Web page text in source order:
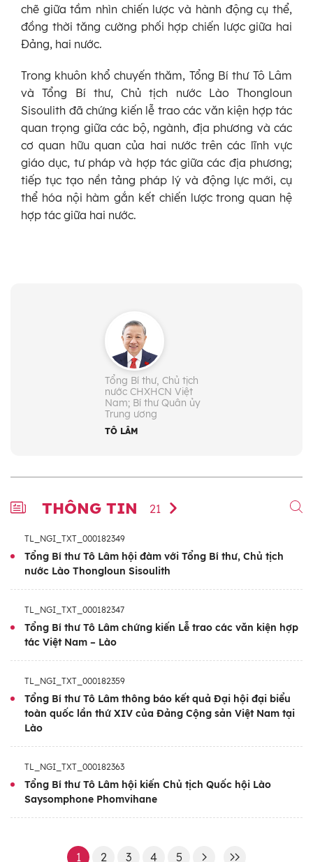
chẽ giữa tầm nhìn chiến lược và hành động cụ thể,
đồng thời tăng cường phối hợp chiến lược giữa hai
Đảng, hai nước.
Trong khuôn khổ chuyến thăm, Tổng Bí thư Tô Lâm
và Tổng Bí thư, Chủ tịch nước Lào Thongloun
Sisoulith đã chứng kiến lễ trao các văn kiện hợp tác
quan trọng giữa các bộ, ngành, địa phương và các
cơ quan hữu quan của hai nước trên các lĩnh vực
giáo dục, tư pháp và hợp tác giữa các địa phương;
tiếp tục tạo nền tảng pháp lý và động lực mới, cụ
thể hóa nội hàm gắn kết chiến lược trong quan hệ
hợp tác giữa hai nước.
Tổng Bí thư, Chủ tịch
nước CHXHCN Việt
Nam; Bí thư Quân ủy
Trung ương
TÔ LÂM
THÔNG TIN 21
TL_NGI_TXT_000182349
Tổng Bí thư Tô Lâm hội đàm với Tổng Bí thư, Chủ tịch
nước Lào Thongloun Sisoulith
TL_NGI_TXT_000182347
Tổng Bí thư Tô Lâm chứng kiến Lễ trao các văn kiện hợp
tác Việt Nam – Lào
TL_NGI_TXT_000182359
Tổng Bí thư Tô Lâm thông báo kết quả Đại hội đại biểu
toàn quốc lần thứ XIV của Đảng Cộng sản Việt Nam tại
Lào
TL_NGI_TXT_000182363
Tổng Bí thư Tô Lâm hội kiến Chủ tịch Quốc hội Lào
Saysomphone Phomvihane
1 2 3 4 5